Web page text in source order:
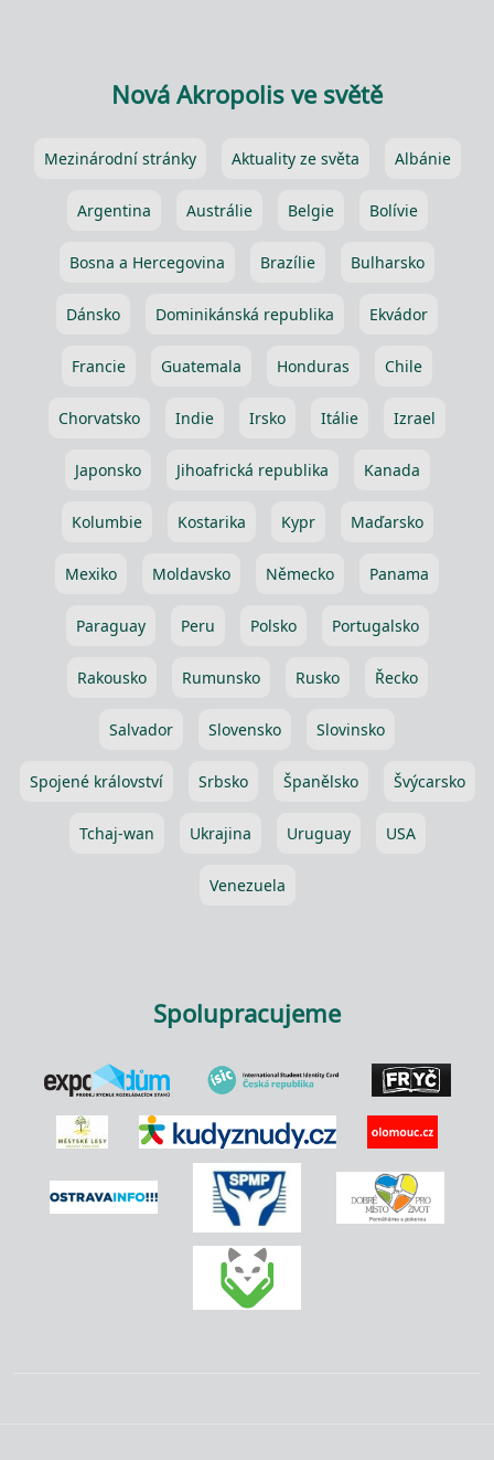
Nová Akropolis ve světě
Mezinárodní stránky Aktuality ze světa Albánie
Argentina Austrálie Belgie Bolívie
Bosna a Hercegovina Brazílie Bulharsko
Dánsko Dominikánská republika Ekvádor
Francie Guatemala Honduras Chile
Chorvatsko Indie Irsko Itálie Izrael
Japonsko Jihoafrická republika Kanada
Kolumbie Kostarika Kypr Maďarsko
Mexiko Moldavsko Německo Panama
Paraguay Peru Polsko Portugalsko
Rakousko Rumunsko Rusko Řecko
Salvador Slovensko Slovinsko
Spojené království Srbsko Španělsko Švýcarsko
Tchaj-wan Ukrajina Uruguay USA
Venezuela
Spolupracujeme